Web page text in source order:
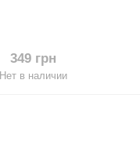
349 грн
Нет в наличии